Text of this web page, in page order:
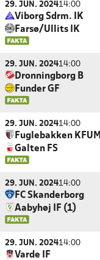
29. JUN. 202414:00
Viborg Sdrm. IK
Farsø/Ullits IK
29. JUN. 202414:00
Dronningborg B
Funder GF
29. JUN. 202414:00
Fuglebakken KFUM
Galten FS
29. JUN. 202414:00
FC Skanderborg
Aabyhøj IF (1)
29. JUN. 202414:00
Varde IF